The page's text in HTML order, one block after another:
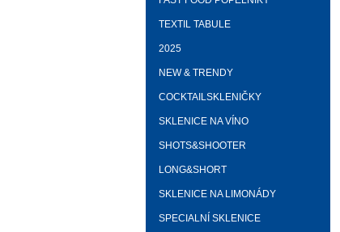
TEXTIL TABULE
2025
NEW & TRENDY
COCKTAILSKLENIČKY
SKLENICE NA VÍNO
SHOTS&SHOOTER
LONG&SHORT
SKLENICE NA LIMONÁDY
SPECIALNÍ SKLENICE